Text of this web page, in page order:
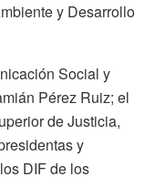
y Desarrollo
Social y
Pérez Ruiz; el
de Justicia,
y
DIF de los